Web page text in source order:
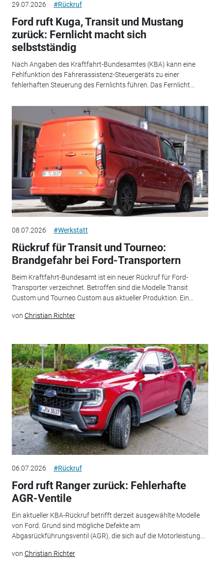
29.07.2026 #Rückruf
Ford ruft Kuga, Transit und Mustang
zurück: Fernlicht macht sich
selbstständig
Nach Angaben des Kraftfahrt-Bundesamtes (KBA) kann eine
Fehlfunktion des Fahrerassistenz-Steuergeräts zu einer
fehlerhaften Steuerung des Fernlichts führen. Das Fernlicht...
08.07.2026 #Werkstatt
Rückruf für Transit und Tourneo:
Brandgefahr bei Ford-Transportern
Beim Kraftfahrt-Bundesamt ist ein neuer Rückruf für Ford-
Transporter verzeichnet. Betroffen sind die Modelle Transit
Custom und Tourneo Custom aus aktueller Produktion. Ein...
von Christian Richter
06.07.2026 #Rückruf
Ford ruft Ranger zurück: Fehlerhafte
AGR-Ventile
Ein aktueller KBA-Rückruf betrifft derzeit ausgewählte Modelle
von Ford. Grund sind mögliche Defekte am
Abgasrückführungsventil (AGR), die sich auf die Motorleistung...
von Christian Richter